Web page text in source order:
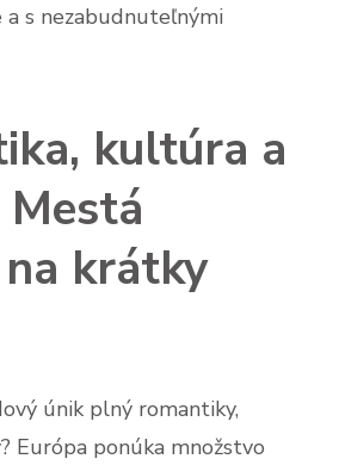
s nezabudnuteľnými
kultúra a
Mestá
krátky
únik plný romantiky,
Európa ponúka množstvo